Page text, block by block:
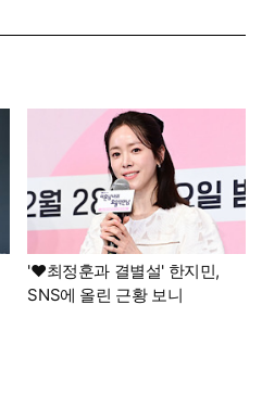
'♥최정훈과 결별설' 한지민,
SNS에 올린 근황 보니